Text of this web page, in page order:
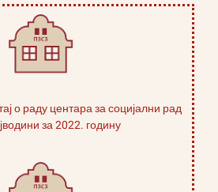
о раду центара за социјални рад
за 2022. годину